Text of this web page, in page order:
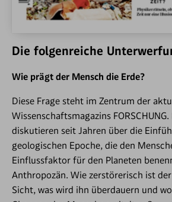
Die folgenreiche
Wie prägt der Mensch die Erde?
Diese Frage steht im Zentrum der
Wissenschaftsmagazins
diskutieren seit Jahren über die
geologischen Epoche, die den
Einflussfaktor für den Planeten
Anthropozän. Wie zerstörerisch ist
Sicht, was wird ihn überdauern und